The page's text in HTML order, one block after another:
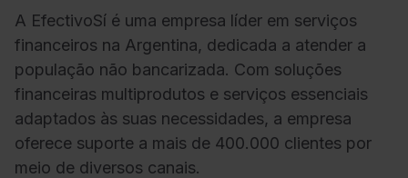
A EfectivoSí é uma empresa líder em serviços
financeiros na Argentina, dedicada a atender a
população não bancarizada. Com soluções
financeiras multiprodutos e serviços essenciais
adaptados às suas necessidades, a empresa
oferece suporte a mais de 400.000 clientes por
meio de diversos canais.